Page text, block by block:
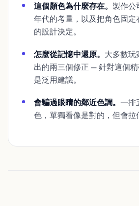
這個顏色為什麼存在。 製作公
年代的考量，以及把角色固定
的設計決定。
怎麼從記憶中還原。 大多數玩
出的兩三個修正 — 針對這個
是泛用建議。
會騙過眼睛的鄰近色調。 一排
色，單獨看像是對的，但會拉